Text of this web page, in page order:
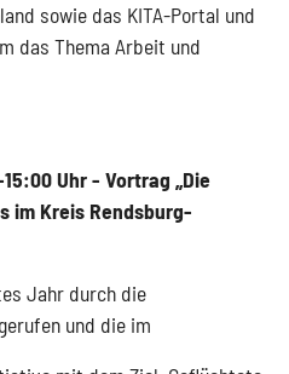
sowie das KITA-Portal und
das Thema Arbeit und
Uhr - Vortrag „Die
im Kreis Rendsburg-
Jahr durch die
und die im